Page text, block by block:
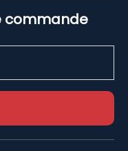
commande